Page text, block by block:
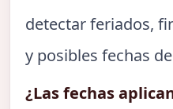
detectar feriados,
y posibles fechas
¿Las fechas